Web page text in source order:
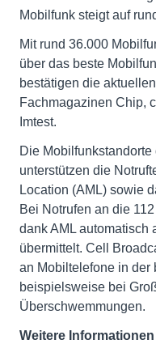
Mobilfunk steigt auf
Mit rund 36.000
über das beste
bestätigen die
Fachmagazinen Chip,
Imtest.
Die
unterstützen die
Location (AML) sowie
Bei Notrufen an die
dank AML automatisch
übermittelt. Cell
an Mobiltelefone in der
beispielsweise bei
Überschwemmungen.
Weitere Informationen